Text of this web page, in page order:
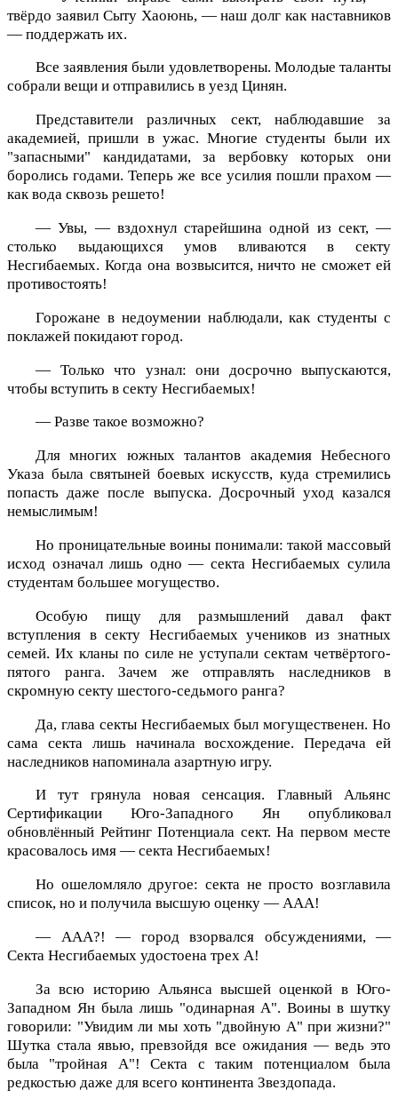
твёрдо заявил Сыту Хаоюнь, — наш долг как наставников
— поддержать их.
Все заявления были удовлетворены. Молодые таланты
собрали вещи и отправились в уезд Цинян.
Представители различных сект, наблюдавшие за
академией, пришли в ужас. Многие студенты были их
"запасными" кандидатами, за вербовку которых они
боролись годами. Теперь же все усилия пошли прахом —
как вода сквозь решето!
— Увы, — вздохнул старейшина одной из сект, —
столько выдающихся умов вливаются в секту
Несгибаемых. Когда она возвысится, ничто не сможет ей
противостоять!
Горожане в недоумении наблюдали, как студенты с
поклажей покидают город.
— Только что узнал: они досрочно выпускаются,
чтобы вступить в секту Несгибаемых!
— Разве такое возможно?
Для многих южных талантов академия Небесного
Указа была святыней боевых искусств, куда стремились
попасть даже после выпуска. Досрочный уход казался
немыслимым!
Но проницательные воины понимали: такой массовый
исход означал лишь одно — секта Несгибаемых сулила
студентам большее могущество.
Особую пищу для размышлений давал факт
вступления в секту Несгибаемых учеников из знатных
семей. Их кланы по силе не уступали сектам четвёртого-
пятого ранга. Зачем же отправлять наследников в
скромную секту шестого-седьмого ранга?
Да, глава секты Несгибаемых был могущественен. Но
сама секта лишь начинала восхождение. Передача ей
наследников напоминала азартную игру.
И тут грянула новая сенсация. Главный Альянс
Сертификации Юго-Западного Ян опубликовал
обновлённый Рейтинг Потенциала сект. На первом месте
красовалось имя — секта Несгибаемых!
Но ошеломляло другое: секта не просто возглавила
список, но и получила высшую оценку — ААА!
— ААА?! — город взорвался обсуждениями, —
Секта Несгибаемых удостоена трех А!
За всю историю Альянса высшей оценкой в Юго-
Западном Ян была лишь "одинарная А". Воины в шутку
говорили: "Увидим ли мы хоть "двойную А" при жизни?"
Шутка стала явью, превзойдя все ожидания — ведь это
была "тройная А"! Секта с таким потенциалом была
редкостью даже для всего континента Звездопада.